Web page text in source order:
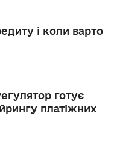
і коли варто
готує
платіжних